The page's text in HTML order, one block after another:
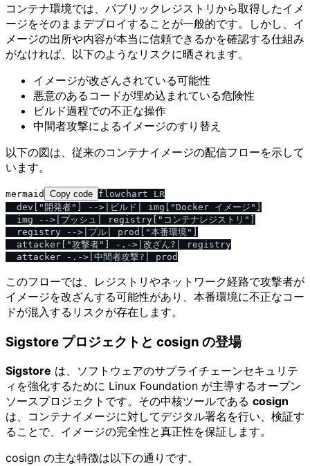
コンテナ環境では、パブリックレジストリから取得したイメ
ージをそのままデプロイすることが一般的です。しかし、イ
メージの出所や内容が本当に信頼できるかを確認する仕組み
がなければ、以下のようなリスクに晒されます。
イメージが改ざんされている可能性
悪意のあるコードが埋め込まれている危険性
ビルド過程での不正な操作
中間者攻撃によるイメージのすり替え
以下の図は、従来のコンテナイメージの配信フローを示して
います。
mermaid Copy code flowchart LR
  dev["開発者"] -->|ビルド| img["Docker イメージ"]
  img -->|プッシュ| registry["コンテナレジストリ"]
  registry -->|プル| prod["本番環境"]
  attacker["攻撃者"] -.->|改ざん?| registry
このフローでは、レジストリやネットワーク経路で攻撃者が
イメージを改ざんする可能性があり、本番環境に不正なコー
ドが混入するリスクが存在します。
Sigstore プロジェクトと cosign の登場
Sigstore は、ソフトウェアのサプライチェーンセキュリテ
ィを強化するために Linux Foundation が主導するオープン
ソースプロジェクトです。その中核ツールである cosign
は、コンテナイメージに対してデジタル署名を行い、検証す
ることで、イメージの完全性と真正性を保証します。
cosign の主な特徴は以下の通りです。